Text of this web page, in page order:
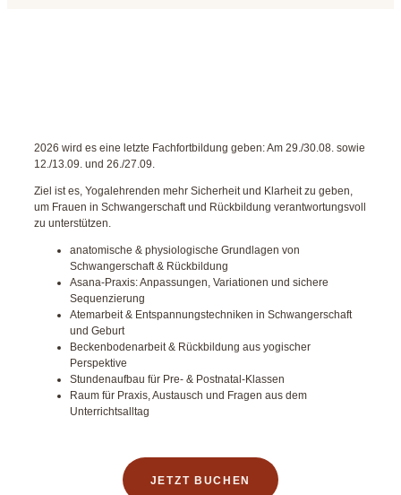
2026 wird es eine letzte Fachfortbildung geben: Am 29./30.08. sowie
12./13.09. und 26./27.09.
Ziel ist es, Yogalehrenden mehr Sicherheit und Klarheit zu geben,
um Frauen in Schwangerschaft und Rückbildung verantwortungsvoll
zu unterstützen.
anatomische & physiologische Grundlagen von
Schwangerschaft & Rückbildung
Asana-Praxis: Anpassungen, Variationen und sichere
Sequenzierung
Atemarbeit & Entspannungstechniken in Schwangerschaft
und Geburt
Beckenbodenarbeit & Rückbildung aus yogischer
Perspektive
Stundenaufbau für Pre- & Postnatal-Klassen
Raum für Praxis, Austausch und Fragen aus dem
Unterrichtsalltag
JETZT BUCHEN